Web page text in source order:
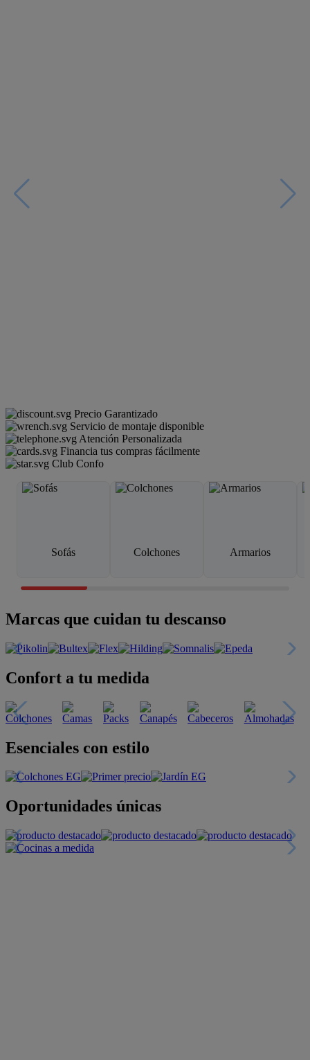
Precio Garantizado
Servicio de montaje disponible
Atención Personalizada
Financia tus compras fácilmente
Club Confo
Sofás Colchones Armarios
Marcas que cuidan tu descanso
Confort a tu medida
Esenciales con estilo
Oportunidades únicas